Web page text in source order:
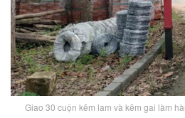
Giao 30 cuộn kẽm lam và kẽm gai làm